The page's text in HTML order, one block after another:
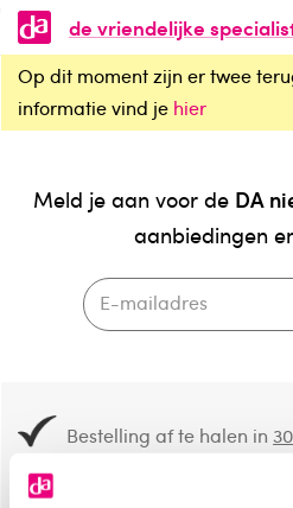
de vriendelijke
Op dit moment zijn er twee
informatie vind je hier
Meld je aan voor de DA
aanbiedingen
Bestelling af te halen in